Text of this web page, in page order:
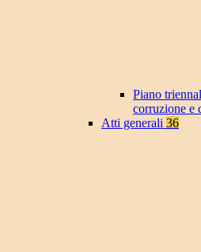
Piano
corruzione e
Atti generali 36